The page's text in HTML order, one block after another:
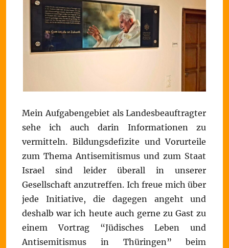
Mein Aufgabengebiet als Landesbeauftragter
sehe ich auch darin Informationen zu
vermitteln. Bildungsdefizite und Vorurteile
zum Thema Antisemitismus und zum Staat
Israel sind leider überall in unserer
Gesellschaft anzutreffen. Ich freue mich über
jede Initiative, die dagegen angeht und
deshalb war ich heute auch gerne zu Gast zu
einem Vortrag “Jüdisches Leben und
Antisemitismus in Thüringen” beim